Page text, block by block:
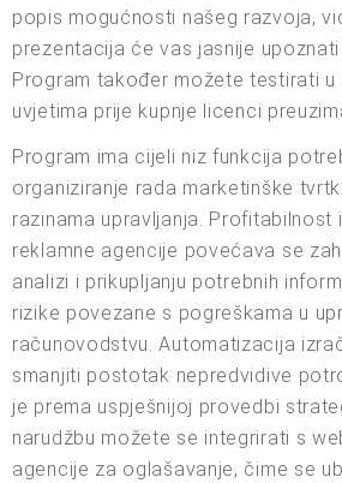
popis mogućnosti našeg razvoja,
prezentacija će vas jasnije
Program također možete testirati u
uvjetima prije kupnje licenci
Program ima cijeli niz funkcija
organiziranje rada marketinške
razinama upravljanja. Profitabilnost
reklamne agencije povećava se
analizi i prikupljanju potrebnih
rizike povezane s pogreškama u
računovodstvu. Automatizacija
smanjiti postotak nepredvidive
je prema uspješnijoj provedbi
narudžbu možete se integrirati s
agencije za oglašavanje, čime se